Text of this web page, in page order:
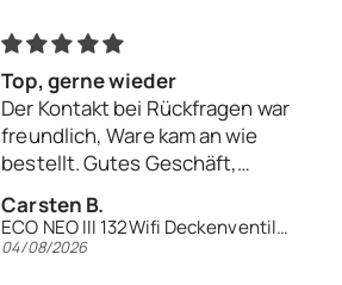
Top, gerne wieder
Der Kontakt bei Rückfragen war
freundlich, Ware kam an wie
bestellt. Gutes Geschäft,
gerne wieder.
Carsten B.
ECO NEO III 132Wifi Deckenventilator
04/08/2026